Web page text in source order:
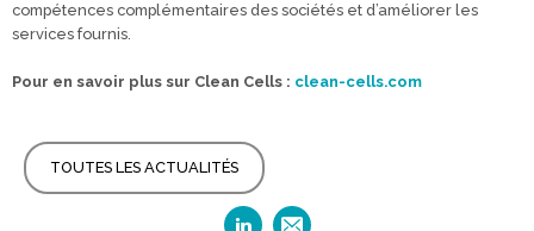
compétences complémentaires des sociétés et d’améliorer les
services fournis.
Pour en savoir plus sur Clean Cells : clean-cells.com
TOUTES LES ACTUALITÉS